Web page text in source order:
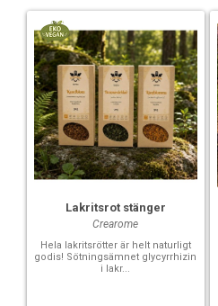
Lakritsrot stänger
Crearome
Hela lakritsrötter är helt naturligt
godis! Sötningsämnet glycyrrhizin
i lakr...